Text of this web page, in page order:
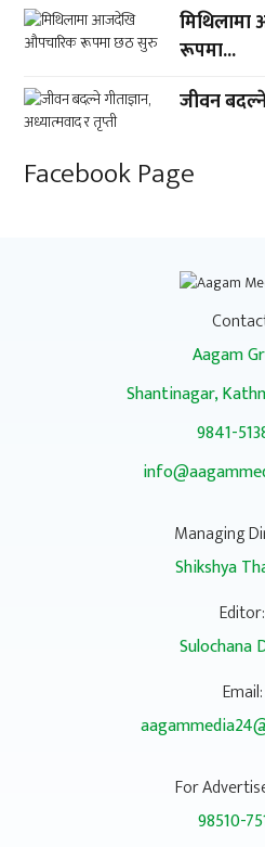
रूपमा...
जीवन
Facebook Page
Aagam
Shantinagar,
9841-
Managing
Shikshya
Editor:
Sulochana
Email:
For
98510-